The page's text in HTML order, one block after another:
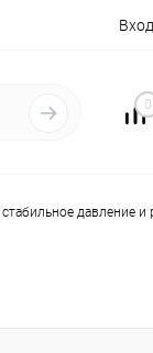
Вход
0
давление